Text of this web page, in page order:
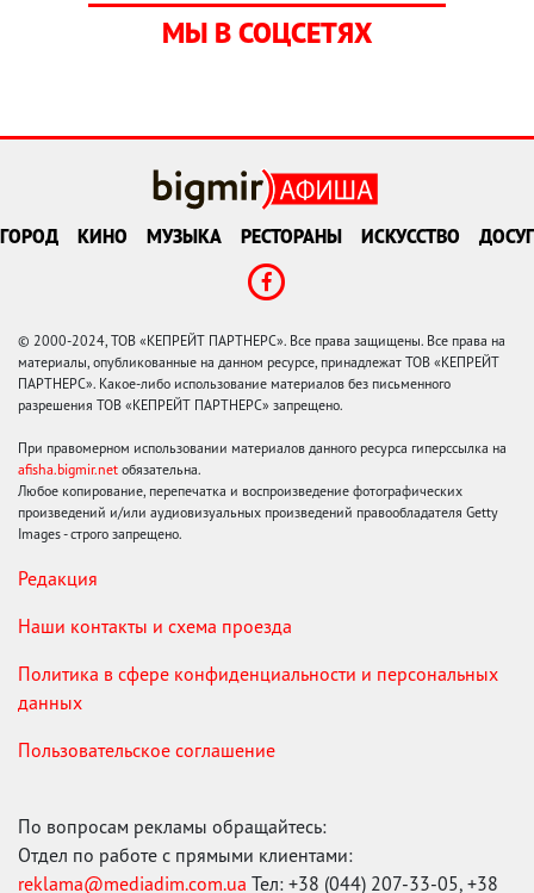
МЫ В СОЦСЕТЯХ
ГОРОД КИНО МУЗЫКА РЕСТОРАНЫ ИСКУССТВО ДОСУГ
© 2000-2024, ТОВ «КЕПРЕЙТ ПАРТНЕРС». Все права защищены. Все права на
материалы, опубликованные на данном ресурсе, принадлежат ТОВ «КЕПРЕЙТ
ПАРТНЕРС». Какое-либо использование материалов без письменного
разрешения ТОВ «КЕПРЕЙТ ПАРТНЕРС» запрещено.
При правомерном использовании материалов данного ресурса гиперссылка на
afisha.bigmir.net обязательна.
Любое копирование, перепечатка и воспроизведение фотографических
произведений и/или аудиовизуальных произведений правообладателя Getty
Images - строго запрещено.
Редакция
Наши контакты и схема проезда
Политика в сфере конфиденциальности и персональных
данных
Пользовательское соглашение
По вопросам рекламы обращайтесь:
Отдел по работе с прямыми клиентами:
reklama@mediadim.com.ua Тел: +38 (044) 207-33-05, +38